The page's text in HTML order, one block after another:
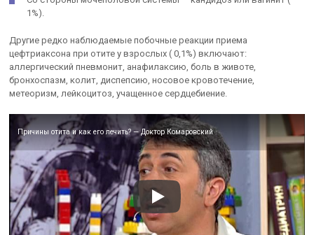
1%).
Другие редко наблюдаемые побочные реакции приема
цефтриаксона при отите у взрослых ( 0,1%) включают:
аллергический пневмонит, анафилаксию, боль в животе,
бронхоспазм, колит, диспепсию, носовое кровотечение,
метеоризм, лейкоцитоз, учащенное сердцебиение.
Причины отита и как его лечить? — Доктор Комаровский